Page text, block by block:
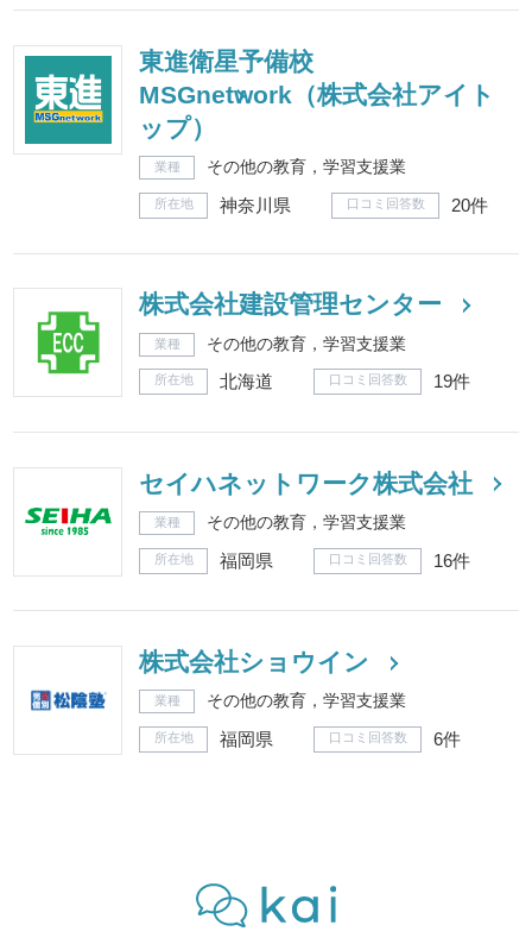
東進衛星予備校
MSGnetwork（株式会社アイト
ップ）
業種 その他の教育，学習支援業
所在地 神奈川県 口コミ回答数 20件
株式会社建設管理センター
業種 その他の教育，学習支援業
所在地 北海道 口コミ回答数 19件
セイハネットワーク株式会社
業種 その他の教育，学習支援業
所在地 福岡県 口コミ回答数 16件
株式会社ショウイン
業種 その他の教育，学習支援業
所在地 福岡県 口コミ回答数 6件